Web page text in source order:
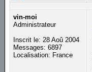
vin-moi
Administrateur
Inscrit le: 28 Aoû 2004
Messages: 6897
Localisation: France